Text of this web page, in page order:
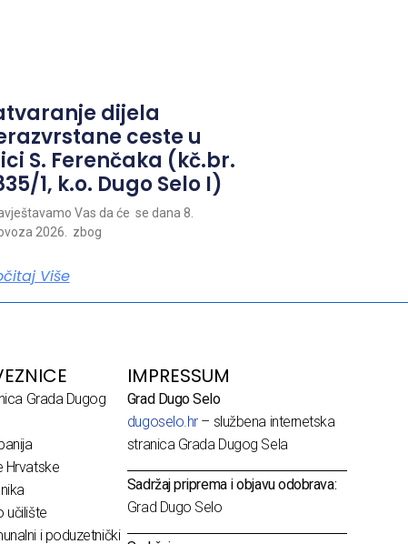
dijela
ceste u
S. Ferenčaka (kč.br.
1, k.o. Dugo Selo I)
Vas da će se dana 8.
2026. zbog
Više
Grada Dugog
Hrvatske
učilište
i poduzetnički
IMPRESSUM
Grad Dugo Selo
dugoselo.hr– službena internetska
stranica Grada Dugog Sela
Sadržaj priprema i objavu odobrava:
Grad Dugo Selo